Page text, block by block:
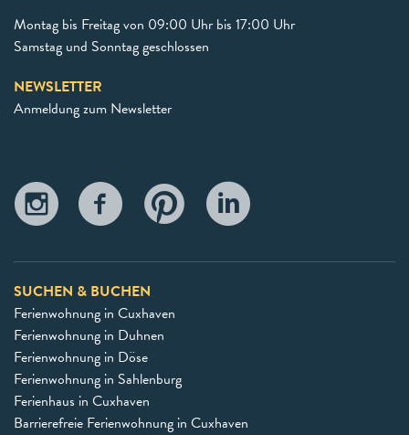
Montag bis Freitag von 09:00 Uhr bis 17:00 Uhr
Samstag und Sonntag geschlossen
NEWSLETTER
Anmeldung zum Newsletter
SUCHEN & BUCHEN
Ferienwohnung in Cuxhaven
Ferienwohnung in Duhnen
Ferienwohnung in Döse
Ferienwohnung in Sahlenburg
Ferienhaus in Cuxhaven
Barrierefreie Ferienwohnung in Cuxhaven